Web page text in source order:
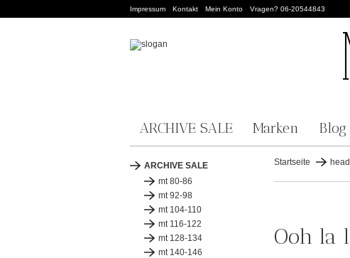
Impressum Kontakt Mein Konto Vragen? 06-20544843
ARCHIVE SALE Marken Blog
ARCHIVE SALE
mt 80-86
mt 92-98
mt 104-110
mt 116-122
mt 128-134
mt 140-146
Startseite
Ooh la